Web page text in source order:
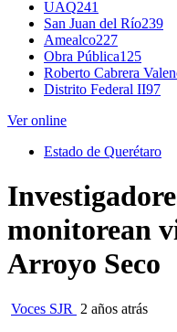
UAQ241
San Juan del Río239
Amealco227
Obra Pública125
Roberto Cabrera
Distrito Federal II97
Ver online
Estado de Querétaro
monitorean
Arroyo Seco
Voces SJR 2 años atrás